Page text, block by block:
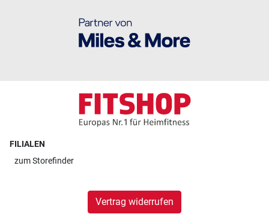
FILIALEN
zumStorefinder
Vertrag widerrufen